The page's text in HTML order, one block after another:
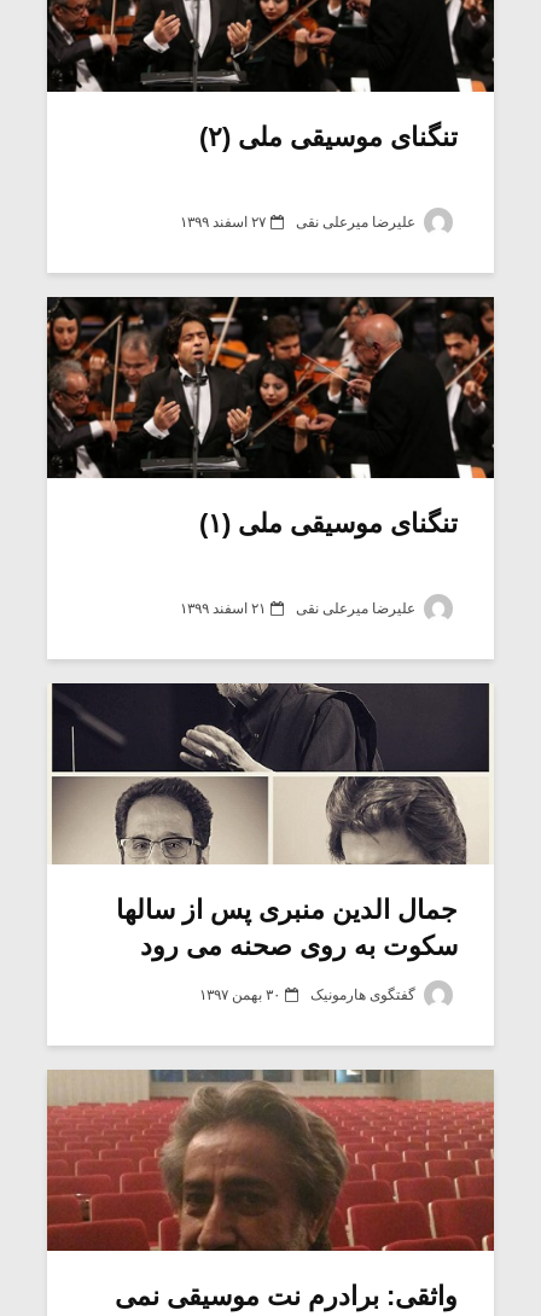
تنگنای موسیقی ملی (۲)
علیرضا میرعلی نقی ۲۷ اسفند ۱۳۹۹
تنگنای موسیقی ملی (۱)
علیرضا میرعلی نقی ۲۱ اسفند ۱۳۹۹
جمال الدین منبری پس از سالها
سکوت به روی صحنه می رود
گفتگوی هارمونیک ۳۰ بهمن ۱۳۹۷
واثقی: برادرم نت موسیقی نمی